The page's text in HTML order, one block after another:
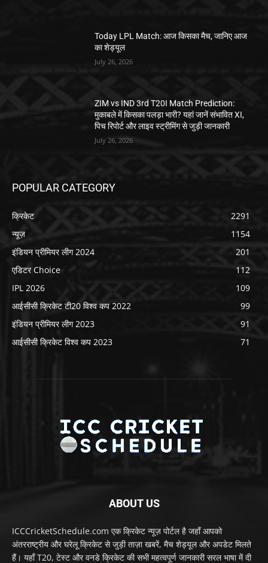
Today LPL Match: आज किसका मैच, जानिए आज
का शेड्यूल
July 26, 2026
ZIM vs IND 3rd T20I Match Prediction:
मुकाबले में किसका पलड़ा भारी? यहां जानें संभावित XI,
पिच रिपोर्ट और लाइव स्ट्रीमिंग से जुड़ी जानकारी
July 26, 2026
POPULAR CATEGORY
क्रिकेट
2291
न्यूज़
1154
इंडियन प्रीमियर लीग 2024
201
एडिटर Choice
112
IPL 2026
109
आईसीसी क्रिकेट टी20 विश्व कप 2022
99
इंडियन प्रीमियर लीग 2023
91
आईसीसी क्रिकेट विश्व कप 2023
71
ABOUT US
ICCCricketSchedule.com एक क्रिकेट न्यूज़ पोर्टल है जहाँ आपको
अंतरराष्ट्रीय और घरेलू क्रिकेट से जुड़ी ताज़ा खबरें, मैच शेड्यूल और अपडेट मिलते
हैं। यहाँ T20, टेस्ट और वनडे क्रिकेट की सभी महत्वपूर्ण जानकारी सरल भाषा में दी